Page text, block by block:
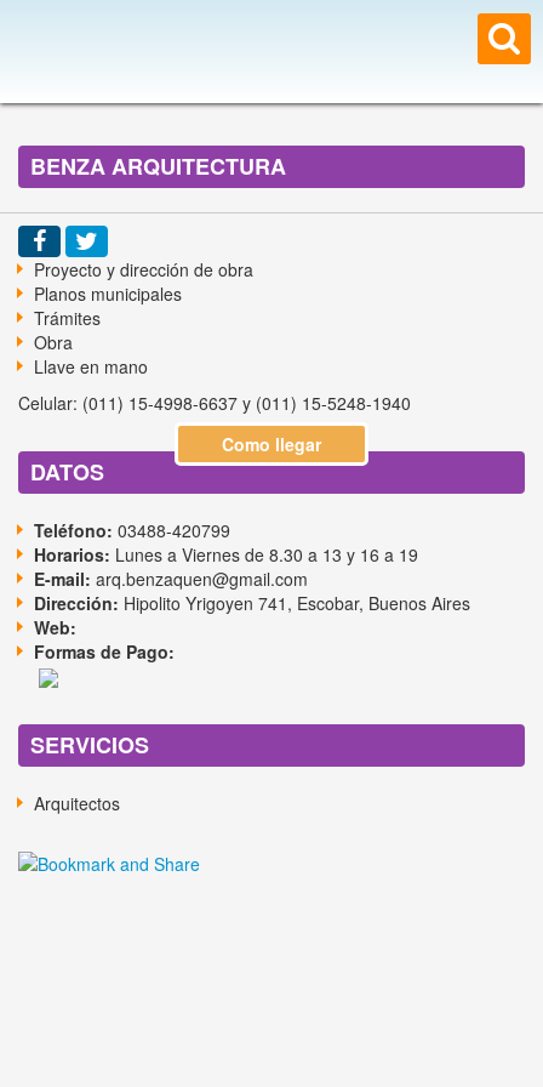
BENZA ARQUITECTURA
Proyecto y dirección de obra
Planos municipales
Trámites
Obra
Llave en mano
Celular: (011) 15-4998-6637 y (011) 15-5248-1940
DATOS
Teléfono: 03488-420799
Horarios: Lunes a Viernes de 8.30 a 13 y 16 a 19
E-mail: arq.benzaquen@gmail.com
Dirección: Hipolito Yrigoyen 741, Escobar, Buenos Aires
Web:
Formas de Pago:
SERVICIOS
Arquitectos
Como llegar